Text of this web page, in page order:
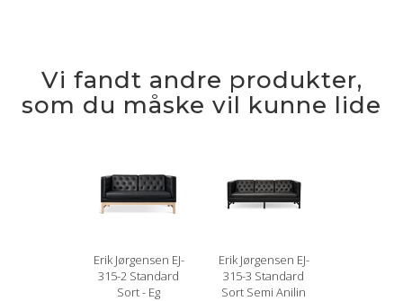
Vi fandt andre produkter,
som du måske vil kunne lide
Erik Jørgensen EJ-
315-2 Standard
Sort - Eg
Erik Jørgensen EJ-
315-3 Standard
Sort Semi Anilin